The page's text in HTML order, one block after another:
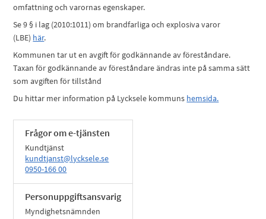
omfattning och varornas egenskaper.
Se 9 § i lag (2010:1011) om brandfarliga och explosiva varor
(LBE) här.
Kommunen tar ut en avgift för godkännande av föreståndare.
Taxan för godkännande av föreståndare ändras inte på samma sätt
som avgiften för tillstånd
Du hittar mer information på Lycksele kommuns hemsida.
Frågor om e-tjänsten
Kundtjänst
kundtjanst@lycksele.se
0950-166 00
Personuppgiftsansvarig
Myndighetsnämnden